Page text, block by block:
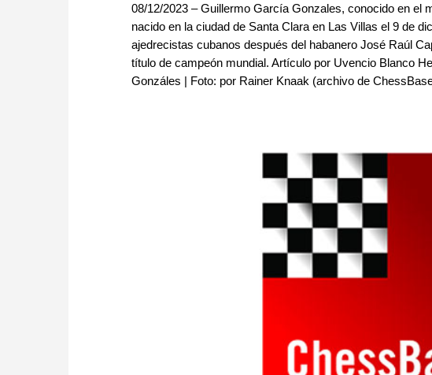
08/12/2023 – Guillermo García Gonzales, conocido en el
nacido en la ciudad de Santa Clara en Las Villas el 9 de
ajedrecistas cubanos después del habanero José Raúl
título de campeón mundial. Artículo por Uvencio Blanco
Gonzáles | Foto: por Rainer Knaak (archivo de